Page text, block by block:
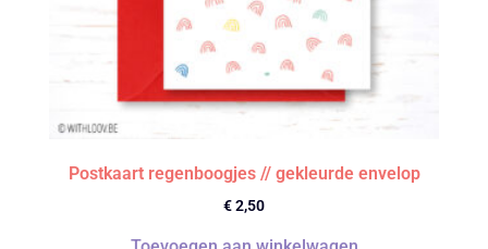
Postkaart regenboogjes // gekleurde envelop
€2,50